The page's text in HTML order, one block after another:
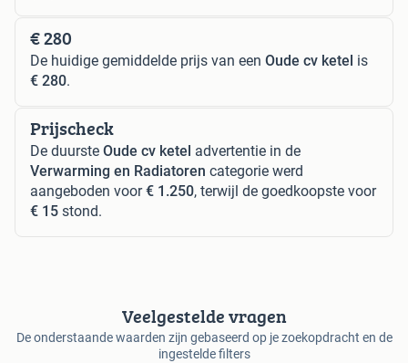
€ 280
De huidige gemiddelde prijs van een Oude cv ketel is
€ 280.
Prijscheck
De duurste Oude cv ketel advertentie in de
Verwarming en Radiatoren categorie werd
aangeboden voor€ 1.250, terwijl de goedkoopste voor
€ 15 stond.
Veelgestelde vragen
De onderstaande waarden zijn gebaseerd op je zoekopdracht en de
ingestelde filters